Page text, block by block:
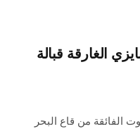
الغارقة قبالة
الفائقة من قاع البحر